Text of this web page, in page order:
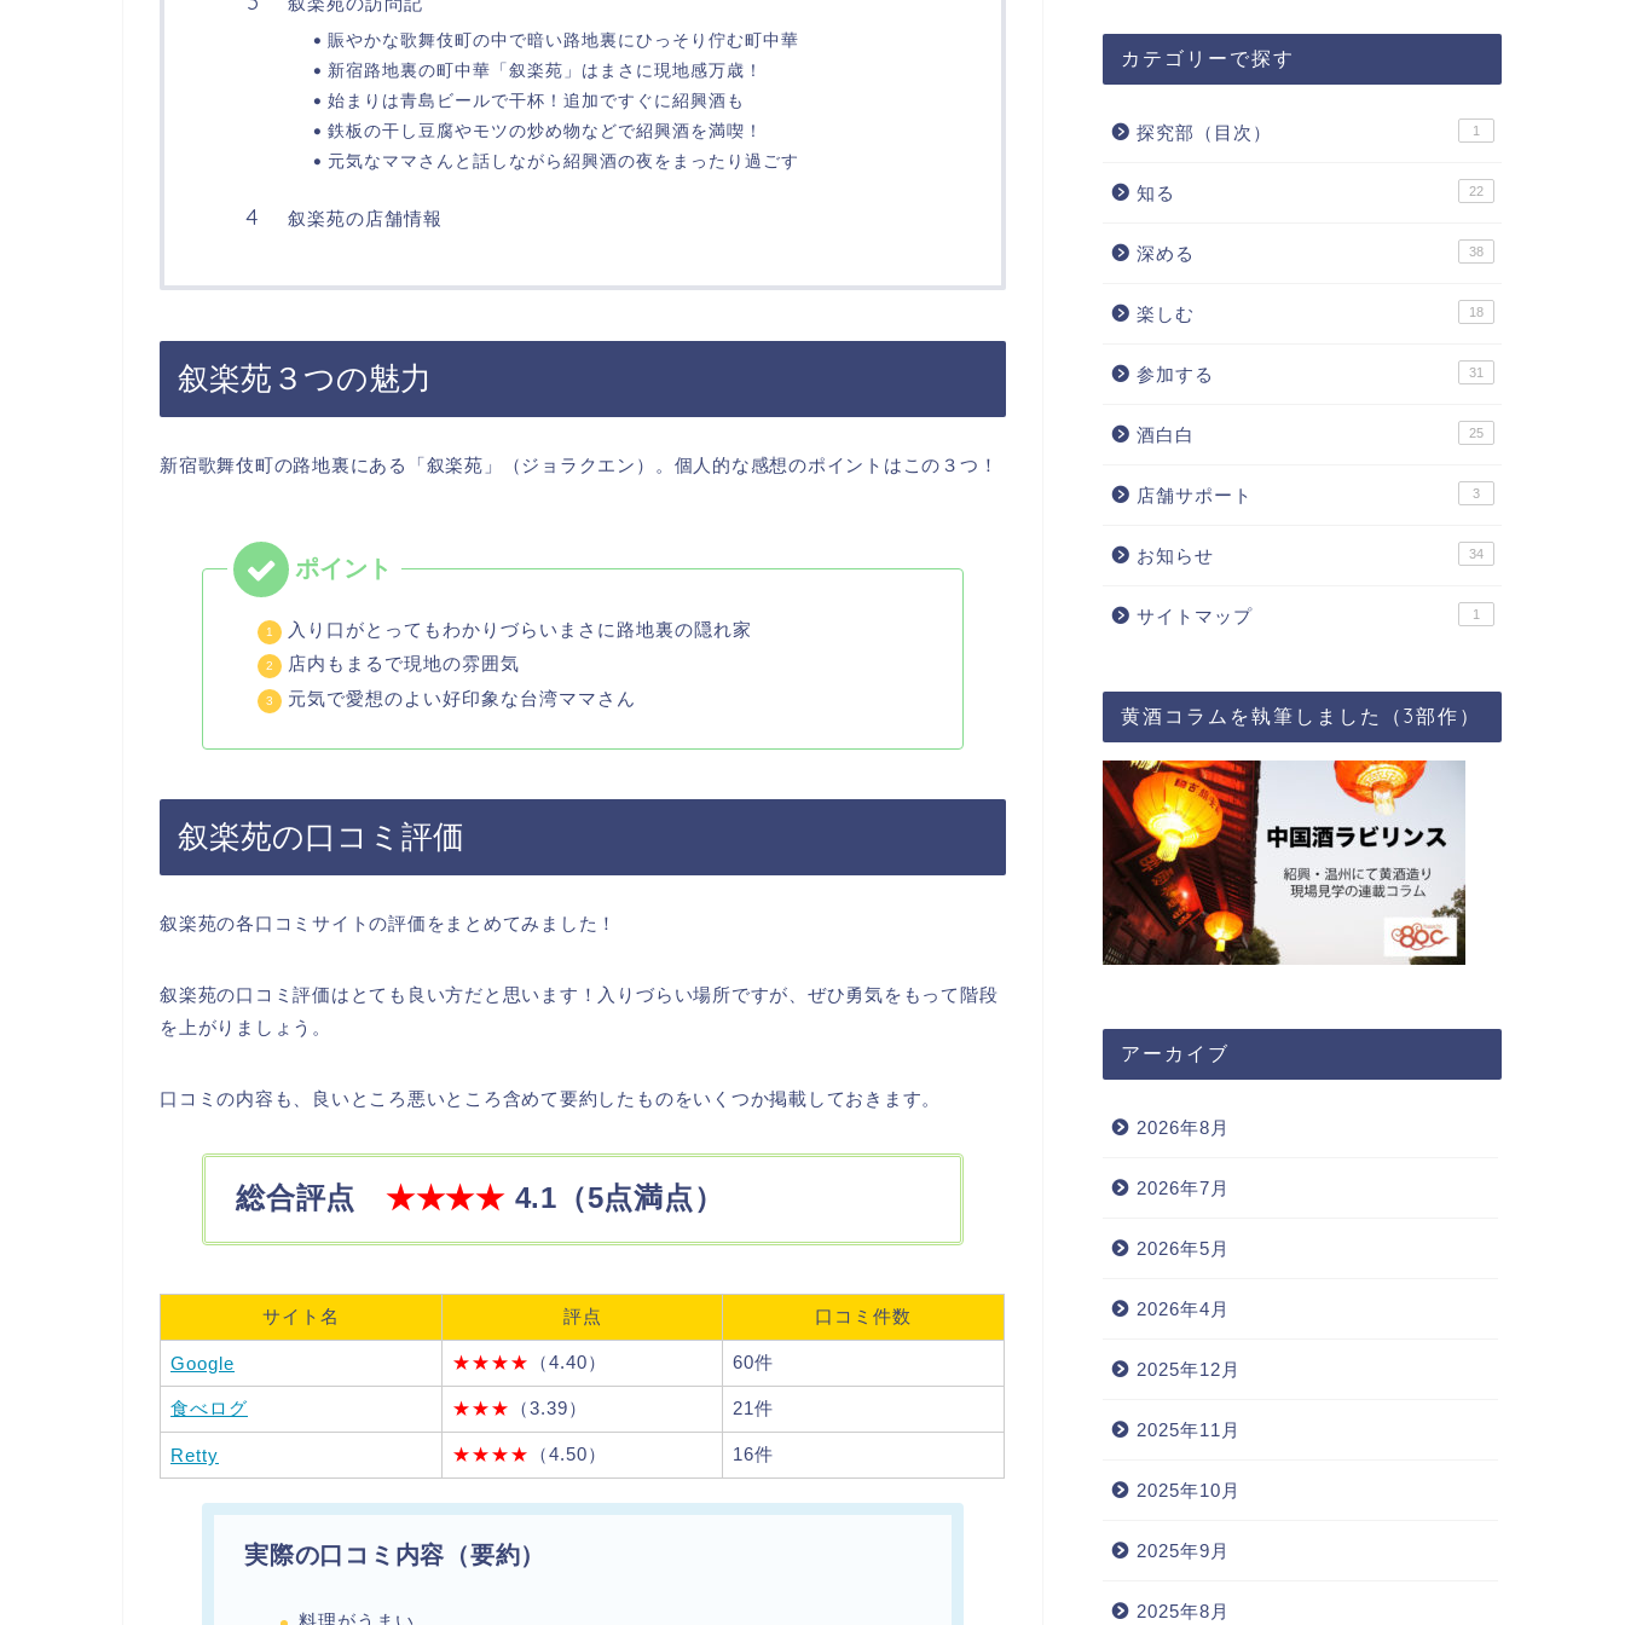
賑やかな歌舞伎町の中で暗い路地裏にひっそり佇む町中華
新宿路地裏の町中華「叙楽苑」はまさに現地感万歳！
始まりは青島ビールで干杯！追加ですぐに紹興酒も
鉄板の干し豆腐やモツの炒め物などで紹興酒を満喫！
元気なママさんと話しながら紹興酒の夜をまったり過ごす
叙楽苑の店舗情報
叙楽苑３つの魅力
新宿歌舞伎町の路地裏にある「叙楽苑」（ジョラクエン）。個人的な感想のポイントはこの３つ！
入り口がとってもわかりづらいまさに路地裏の隠れ家
店内もまるで現地の雰囲気
元気で愛想のよい好印象な台湾ママさん
叙楽苑の口コミ評価
叙楽苑の各口コミサイトの評価をまとめてみました！
叙楽苑の口コミ評価はとても良い方だと思います！入りづらい場所ですが、ぜひ勇気をもって階段
を上がりましょう。
口コミの内容も、良いところ悪いところ含めて要約したものをいくつか掲載しておきます。
総合評点 ★★★★4.1（5点満点）
サイト名 評点 口コミ件数
Google ★★★★ （4.40） 60件
食べログ ★★★ （3.39） 21件
Retty ★★★★ （4.50） 16件
実際の口コミ内容（要約）
料理がうまい
カテゴリーで探す
探究部（目次） 1
知る 22
深める 38
楽しむ 18
参加する 31
酒白白 25
店舗サポート 3
お知らせ 34
サイトマップ 1
黄酒コラムを執筆しました（3部作）
アーカイブ
2026年8月
2026年7月
2026年5月
2026年4月
2025年12月
2025年11月
2025年10月
2025年9月
2025年8月